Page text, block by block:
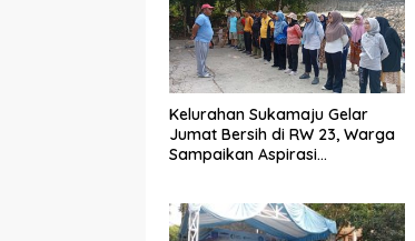
Kelurahan Sukamaju Gelar
Jumat Bersih di RW 23, Warga
Sampaikan Aspirasi